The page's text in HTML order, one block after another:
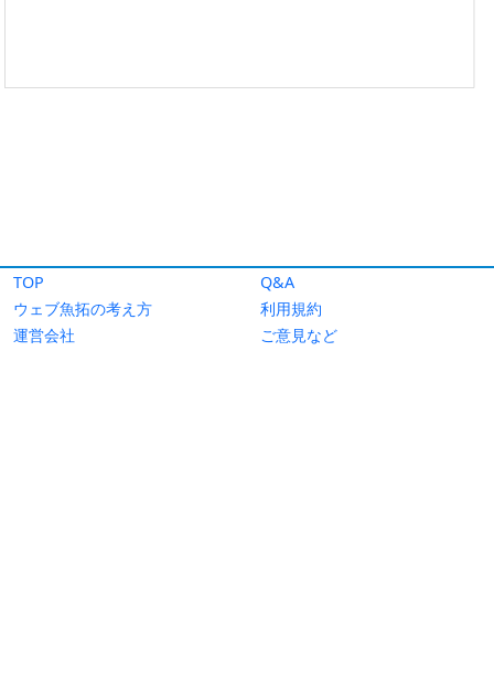
TOP
Q&A
ウェブ魚拓の考え方
利用規約
運営会社
ご意見など